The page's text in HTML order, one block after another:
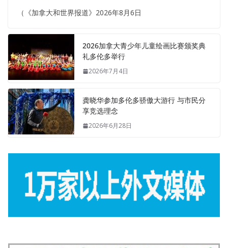
（《加拿大和世界报道》2026年8月6日
2026加拿大青少年儿童绘画比赛颁奖典
礼多伦多举行
2026年7月4日
龚晓华参加多伦多骄傲大游行 与市民分
享竞选理念
2026年6月28日